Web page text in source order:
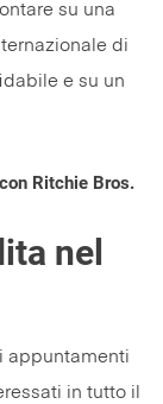
su una
di
e su un
Ritchie Bros.
nel
appuntamenti
in tutto il